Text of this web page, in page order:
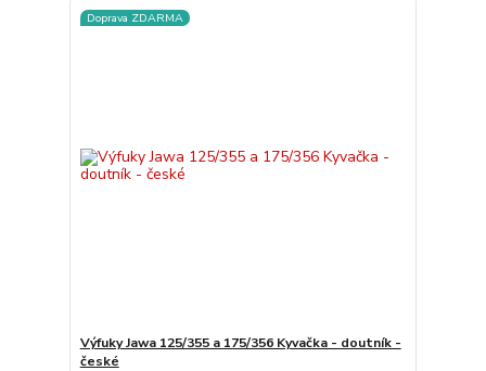
Doprava ZDARMA
Výfuky Jawa 125/355 a 175/356 Kyvačka - doutník -
české